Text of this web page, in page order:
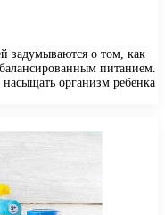
задумываются о том, как
питанием.
организм ребенка